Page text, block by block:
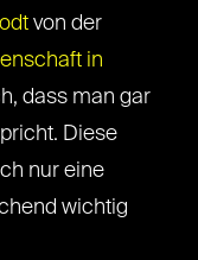
von der
in
dass man gar
Diese
nur eine
wichtig